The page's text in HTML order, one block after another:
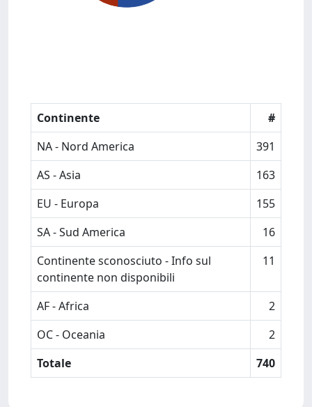
Continente
#
NA - Nord America
391
AS - Asia
163
EU - Europa
155
SA - Sud America
16
Continente sconosciuto - Info sul
continente non disponibili
11
AF - Africa
2
OC - Oceania
2
Totale
740